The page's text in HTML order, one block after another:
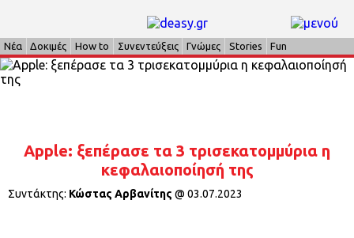
Νέα Δοκιμές How to Συνεντεύξεις Γνώμες Stories Fun
Apple: ξεπέρασε τα 3 τρισεκατομμύρια η
κεφαλαιοποίησή της
Συντάκτης: Κώστας Αρβανίτης @ 03.07.2023